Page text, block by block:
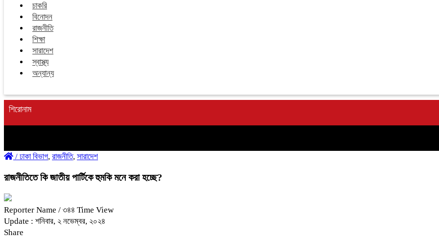
চাকরি
বিনোদন
রাজনীতি
শিক্ষা
সারাদেশ
স্বাস্থ্য
অন্যান্য
শিরোনাম
/ ঢাকা বিভাগ, রাজনীতি, সারাদেশ
রাজনীতিতে কি জাতীয় পার্টিকে হুমকি মনে করা হচ্ছে?
Reporter Name / ৩৪৪ Time View
Update : শনিবার, ২ নভেম্বর, ২০২৪
Share